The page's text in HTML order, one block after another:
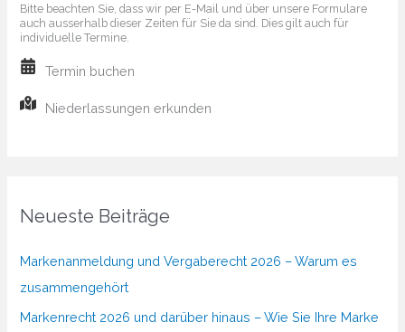
Bitte beachten Sie, dass wir per E-Mail und über unsere Formulare
auch ausserhalb dieser Zeiten für Sie da sind. Dies gilt auch für
individuelle Termine.
Termin buchen
Niederlassungen erkunden
Neueste Beiträge
Markenanmeldung und Vergaberecht 2026 – Warum es
zusammengehört
Markenrecht 2026 und darüber hinaus – Wie Sie Ihre Marke